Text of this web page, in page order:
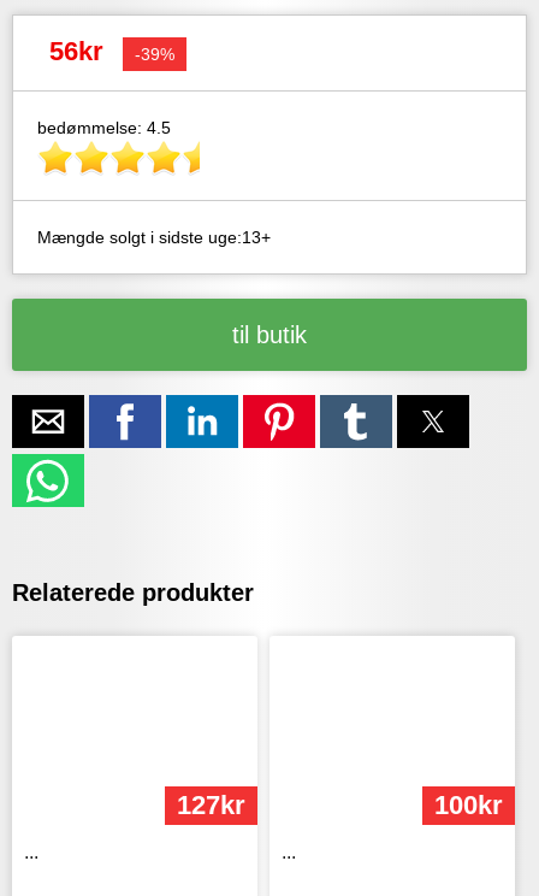
56kr -39%
bedømmelse: 4.5
Mængde solgt i sidste uge:13+
til butik
Relaterede produkter
127kr
...
100kr
...